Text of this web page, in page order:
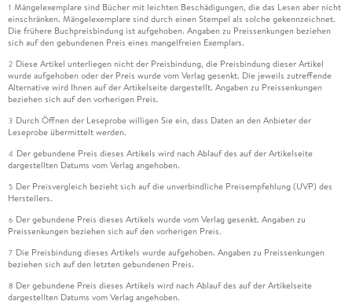
1 Mängelexemplare sind Bücher mit leichten Beschädigungen, die das Lesen aber nicht
einschränken. Mängelexemplare sind durch einen Stempel als solche gekennzeichnet.
Die frühere Buchpreisbindung ist aufgehoben. Angaben zu Preissenkungen beziehen
sich auf den gebundenen Preis eines mangelfreien Exemplars.
2 Diese Artikel unterliegen nicht der Preisbindung, die Preisbindung dieser Artikel
wurde aufgehoben oder der Preis wurde vom Verlag gesenkt. Die jeweils zutreffende
Alternative wird Ihnen auf der Artikelseite dargestellt. Angaben zu Preissenkungen
beziehen sich auf den vorherigen Preis.
3 Durch Öffnen der Leseprobe willigen Sie ein, dass Daten an den Anbieter der
Leseprobe übermittelt werden.
4 Der gebundene Preis dieses Artikels wird nach Ablauf des auf der Artikelseite
dargestellten Datums vom Verlag angehoben.
5 Der Preisvergleich bezieht sich auf die unverbindliche Preisempfehlung (UVP) des
Herstellers.
6 Der gebundene Preis dieses Artikels wurde vom Verlag gesenkt. Angaben zu
Preissenkungen beziehen sich auf den vorherigen Preis.
7 Die Preisbindung dieses Artikels wurde aufgehoben. Angaben zu Preissenkungen
beziehen sich auf den letzten gebundenen Preis.
8 Der gebundene Preis dieses Artikels wird nach Ablauf des auf der Artikelseite
dargestellten Datums vom Verlag angehoben.